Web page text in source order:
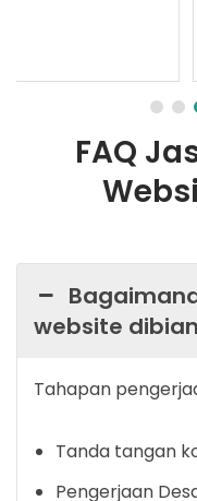
FAQ
website
Tahapan
Tanda tangan
Pengerjaan